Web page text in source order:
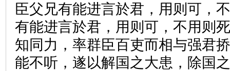
臣父兄有能进言於君，用则可，
有能进言於君，用则可，不用则
知同力，率群臣百吏而相与强君
能不听，遂以解国之大患，除国